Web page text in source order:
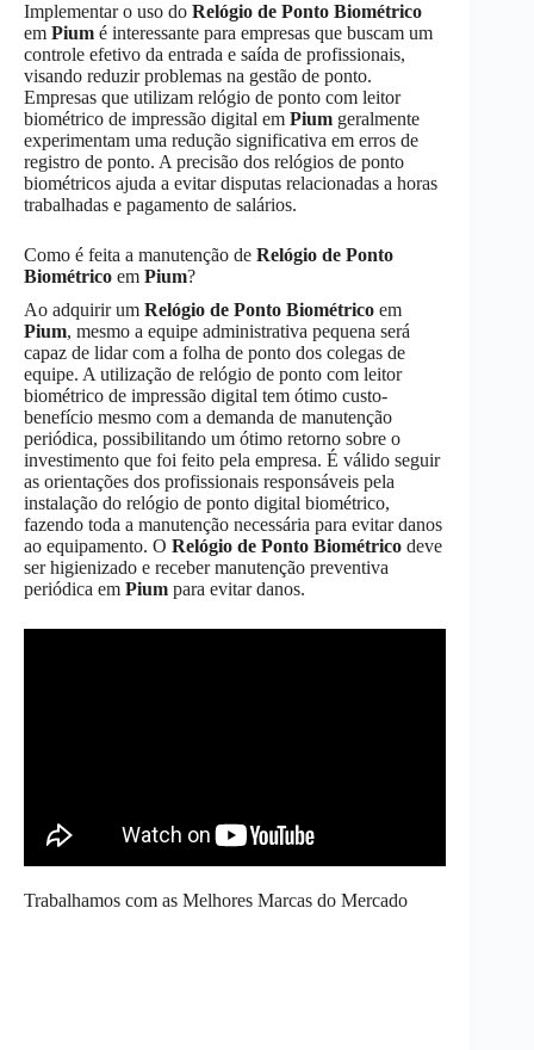
Implementar o uso do Relógio de Ponto Biométrico
em Pium é interessante para empresas que buscam um
controle efetivo da entrada e saída de profissionais,
visando reduzir problemas na gestão de ponto.
Empresas que utilizam relógio de ponto com leitor
biométrico de impressão digital em Pium geralmente
experimentam uma redução significativa em erros de
registro de ponto. A precisão dos relógios de ponto
biométricos ajuda a evitar disputas relacionadas a horas
trabalhadas e pagamento de salários.
Como é feita a manutenção de Relógio de Ponto
Biométrico em Pium?
Ao adquirir um Relógio de Ponto Biométrico em
Pium, mesmo a equipe administrativa pequena será
capaz de lidar com a folha de ponto dos colegas de
equipe. A utilização de relógio de ponto com leitor
biométrico de impressão digital tem ótimo custo-
benefício mesmo com a demanda de manutenção
periódica, possibilitando um ótimo retorno sobre o
investimento que foi feito pela empresa. É válido seguir
as orientações dos profissionais responsáveis pela
instalação do relógio de ponto digital biométrico,
fazendo toda a manutenção necessária para evitar danos
ao equipamento. O Relógio de Ponto Biométrico deve
ser higienizado e receber manutenção preventiva
periódica em Pium para evitar danos.
Trabalhamos com as Melhores Marcas do Mercado